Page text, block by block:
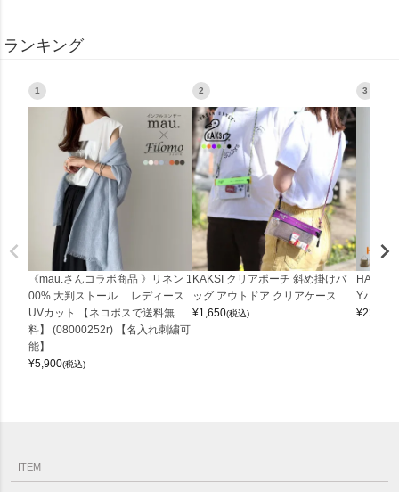
ランキング
1
《mau.さんコラボ商品 》リネン 1
00% 大判ストール レディース
UVカット 【ネコポスで送料無
料】 (08000252r) 【名入れ刺繍可
能】
¥5,900(税込)
2
KAKSI クリアポーチ 斜め掛けバ
ッグ アウトドア クリアケース
¥1,650(税込)
3
Yバッグ
¥22,000
ITEM